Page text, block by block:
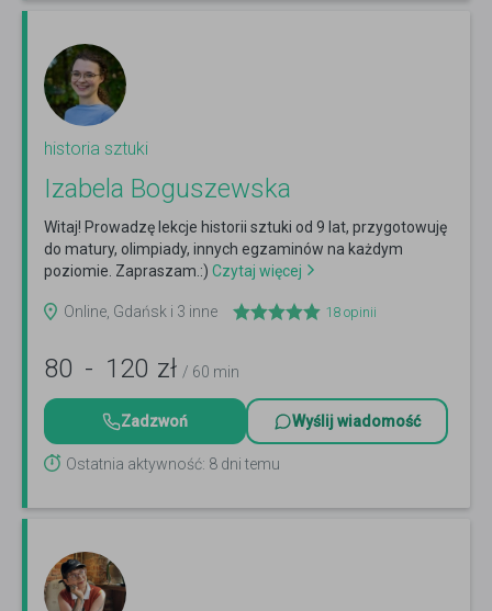
historia sztuki
Izabela Boguszewska
Witaj! Prowadzę lekcje historii sztuki od 9 lat, przygotowuję
do matury, olimpiady, innych egzaminów na każdym
poziomie. Zapraszam.:) Czytaj więcej
Online, Gdańsk i 3 inne 18 opinii
80 - 120 zł / 60 min
Zadzwoń Wyślij wiadomość
Ostatnia aktywność: 8 dni temu